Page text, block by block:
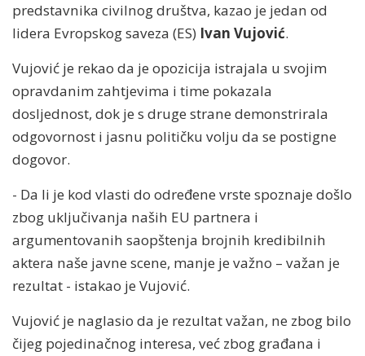
predstavnika civilnog društva, kazao je jedan od
lidera Evropskog saveza (ES) Ivan Vujović.
Vujović je rekao da je opozicija istrajala u svojim
opravdanim zahtjevima i time pokazala
dosljednost, dok je s druge strane demonstrirala
odgovornost i jasnu političku volju da se postigne
dogovor.
- Da li je kod vlasti do određene vrste spoznaje došlo
zbog uključivanja naših EU partnera i
argumentovanih saopštenja brojnih kredibilnih
aktera naše javne scene, manje je važno – važan je
rezultat - istakao je Vujović.
Vujović je naglasio da je rezultat važan, ne zbog bilo
čijeg pojedinačnog interesa, već zbog građana i